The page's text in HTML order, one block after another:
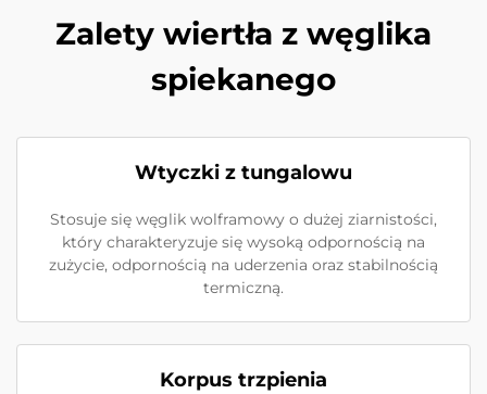
Zalety wiertła z węglika
spiekanego
Wtyczki z tungalowu
Stosuje się węglik wolframowy o dużej ziarnistości,
który charakteryzuje się wysoką odpornością na
zużycie, odpornością na uderzenia oraz stabilnością
termiczną.
Korpus trzpienia